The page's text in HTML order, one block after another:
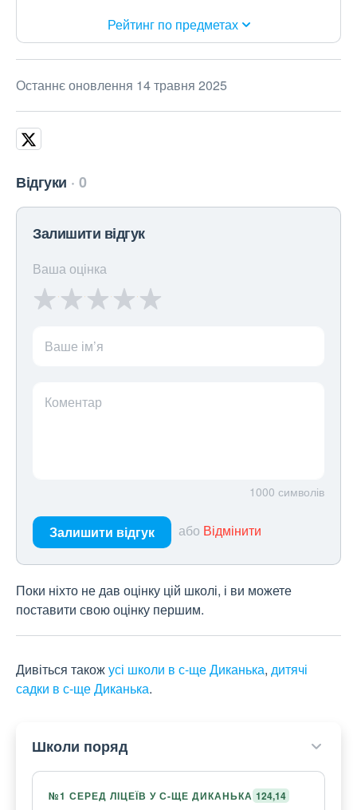
Рейтинг по предметах
Останнє оновлення 14 травня 2025
Відгуки 0
Залишити відгук
Ваша оцінка
Ваше ім’я
Коментар
1000 символів
Залишити відгук або Відмінити
Поки ніхто не дав оцінку цій школі, і ви можете
поставити свою оцінку першим.
Дивіться такожусі школи в с-ще Диканька, дитячі
садки в с-ще Диканька.
Школи поряд
№1 СЕРЕД ЛІЦЕЇВ У С-ЩЕ ДИКАНЬКА 124,14